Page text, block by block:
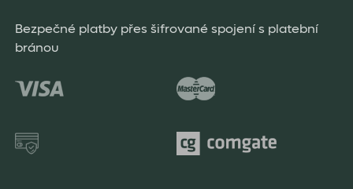
Bezpečné platby přes šifrované spojení s platební
bránou